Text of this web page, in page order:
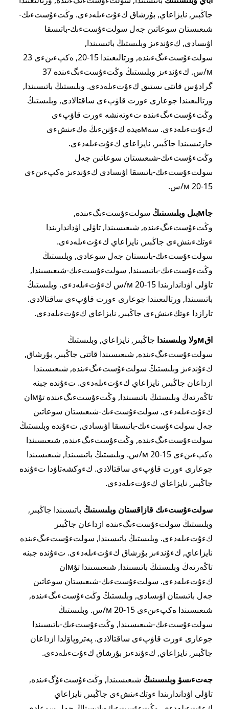
جاڭبىر, نايزاعاي, بۇرشاق كءۇتءىلەدءى. وڭتءۇستءىك-
شىعىستان سوعاتىن جەل سولتءۇستءىك-باتىسقا
اۋىسادى, كءۇندءىز وبلىستىڭ باتىسىندا,
سولتءۇستءىگءىندە, ورتالىعىندا 15-20, ەكپءىنءى 23
м/س. كءۇندءىز وبلىستىڭ وڭتءۇستءىگءىندە 37
گرادۋس قاتتى ىستىق كءۇتءىلەدءى. وبلىستىڭ باتىسىندا,
ورتالىعىندا جوعارى ءورت قاۋپءى ساقتالادى, وبلىستىڭ
وڭتءۇستءىگءىندە تءوتەنشە ءورت قاۋپءى
كءۇتءىلەدءى. سەмەيدە كءۇننءىڭ ەكءىنشءى
جارتىسىندا جاڭبىر, نايزاعاي كءۇتءىلەدءى.
وڭتءۇستءىك-شىعىستان سوعاتىن جەل
سولتءۇستءىك-باتىسقا اۋىسادى كءۇندءىز ەكپءىنءى
15-20 м/س.
جاмبىل وبلىسىنىڭ
سولتءۇستءىگءىندە,
وڭتءۇستءىگءىندە, شىعىسىندا, تاۋلى اۋداندارىندا
ءوتكءىنشءى جاڭبىر, نايزاعاي كءۇتءىلەدءى.
سولتءۇستءىك-باتىستان جەل سوعادى, وبلىستىڭ
وڭتءۇستءىك-باتىسىندا, سولتءۇستءىك-شىعىسىندا,
تاۋلى اۋداندارىندا 15-20 м/س كءۇتءىلەدءى. وبلىستىڭ
باتىسىندا, ورتالىعىندا جوعارى ءورت قاۋپءى ساقتالادى.
تارازدا ءوتكءىنشءى جاڭبىر, نايزاعاي كءۇتءىلەدءى.
اقмولا وبلىسىندا
جاڭبىر, نايزاعاي, وبلىستىڭ
سولتءۇستءىگءىندە, شىعىسىندا قاتتى جاڭبىر, بۇرشاق,
كءۇندءىز وبلىستىڭ سولتءۇستءىگءىندە, شىعىسىندا
ازداعان جاڭبىر, نايزاعاي كءۇتءىلەدءى. تءۇندە جبنە
تاڭەرتەڭ وبلىستىڭ باتىسىندا, وڭتءۇستءىگءىندە تۇмان
كءۇتءىلەدءى. سولتءۇستءىك-شىعىستان سوعاتىن
جەل سولتءۇستءىك-باتىسقا اۋىسادى, تءۇندە وبلىستىڭ
سولتءۇستءىگءىندە, وڭتءۇستءىگءىندە, شىعىسىندا
ەكپءىنءى 15-20 м/س. وبلىستىڭ باتىسىندا, شىعىسىندا
جوعارى ءورت قاۋپءى ساقتالادى. كءوكشەتاۋدا تءۇندە
جاڭبىر, نايزاعاي كءۇتءىلەدءى.
سولتءۇستءىك قازاقستان وبلىسىنىڭ باتىسىندا جاڭبىر,
وبلىستىڭ سولتءۇستءىگءىندە ازداعان جاڭبىر
كءۇتءىلەدءى. وبلىستىڭ باتىسىندا, سولتءۇستءىگءىندە
نايزاعاي, كءۇندءىز بۇرشاق كءۇتءىلەدءى. تءۇندە جبنە
تاڭەرتەڭ وبلىستىڭ باتىسىندا, شىعىسىندا تۇмان
كءۇتءىلەدءى. سولتءۇستءىك-شىعىستان سوعاتىن
جەل باتىستان اۋىسادى, وبلىستىڭ وڭتءۇستءىگءىندە,
شىعىسىندا ەكپءىنءى 15-20 м/س. وبلىستىڭ
سولتءۇستءىك-شىعىسىندا, وڭتءۇستءىك-باتىسىندا
جوعارى ءورت قاۋپءى ساقتالادى. پەتروپاۆلدا ازداعان
جاڭبىر, نايزاعاي, كءۇندءىز بۇرشاق كءۇتءىلەدءى.
جەتءىسۋ وبلىسىنىڭ شىعىسىندا, وڭتءۇستءۇگءىندە,
تاۋلى اۋداندارىندا ءوتكءىنشءى جاڭبىر, نايزاعاي